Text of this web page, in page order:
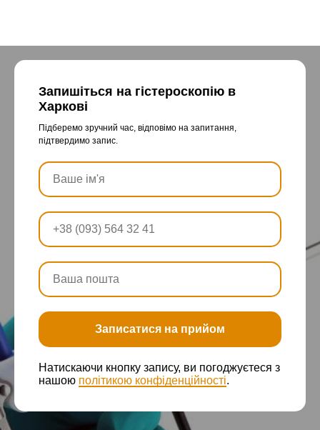
Запишіться на гістероскопію в
Харкові
Підберемо зручний час, відповімо на запитання,
підтвердимо запис.
Записатися на прийом
Натискаючи кнопку запису, ви погоджуєтеся з
нашою політикою конфіденційності.